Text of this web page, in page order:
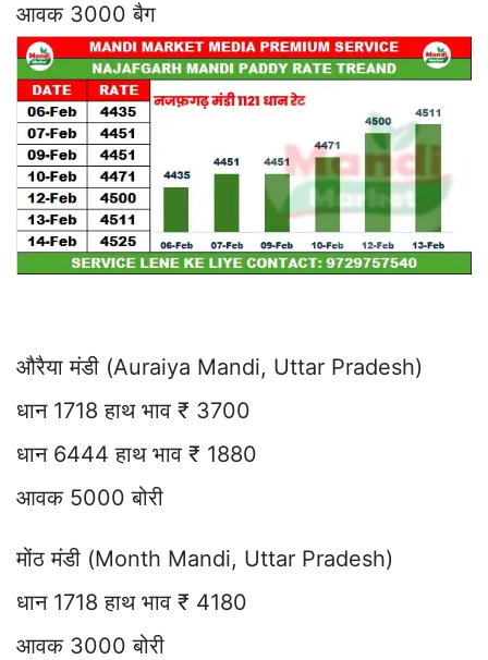
आवक 3000 बैग
औरैया मंडी (Auraiya Mandi, Uttar Pradesh)
धान 1718 हाथ भाव ₹ 3700
धान 6444 हाथ भाव ₹ 1880
आवक 5000 बोरी
मोंठ मंडी (Month Mandi, Uttar Pradesh)
धान 1718 हाथ भाव ₹ 4180
आवक 3000 बोरी